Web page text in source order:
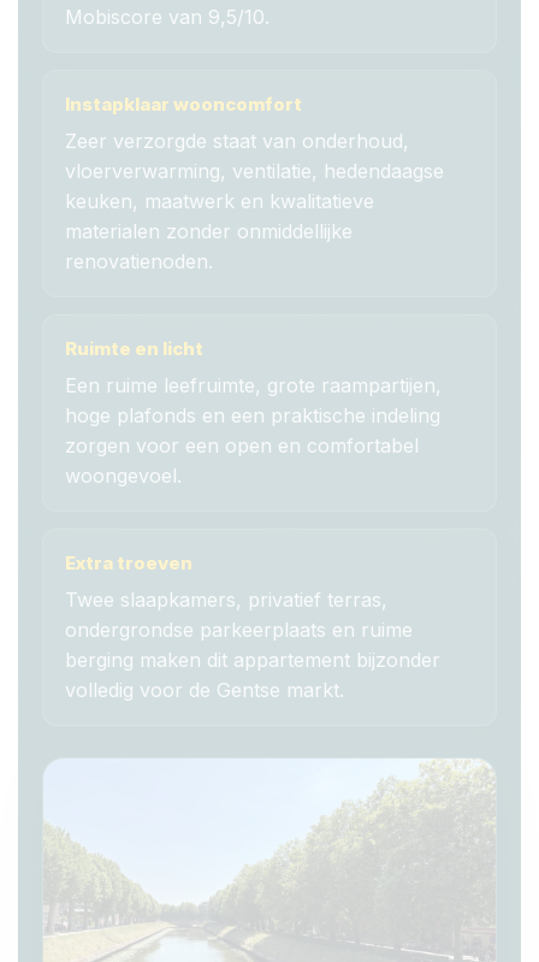
Mobiscore van 9,5/10.
Instapklaar wooncomfort
Zeer verzorgde staat van onderhoud,
vloerverwarming, ventilatie, hedendaagse
keuken, maatwerk en kwalitatieve
materialen zonder onmiddellijke
renovatienoden.
Ruimte en licht
Een ruime leefruimte, grote raampartijen,
hoge plafonds en een praktische indeling
zorgen voor een open en comfortabel
woongevoel.
Extra troeven
Twee slaapkamers, privatief terras,
ondergrondse parkeerplaats en ruime
berging maken dit appartement bijzonder
volledig voor de Gentse markt.